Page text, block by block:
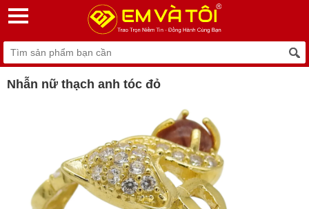
Nhẫn nữ thạch anh tóc đỏ